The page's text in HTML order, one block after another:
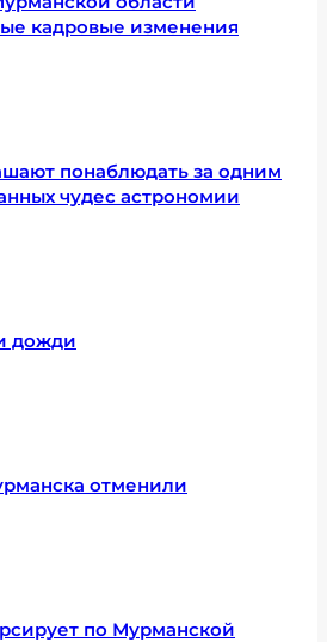
кадровые изменения
понаблюдать за одним
чудес астрономии
дожди
отменили
по Мурманской